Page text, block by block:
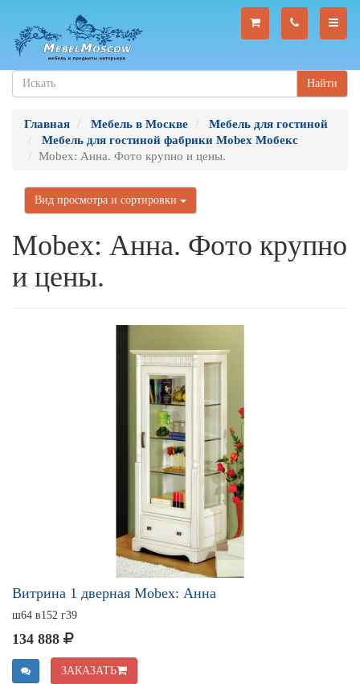
Найти
Главная Мебель в Москве
Мебель для гостиной
Мебель для гостиной фабрики Mobex Мобекс
Mobex: Анна. Фото крупно и цены.
Вид просмотра и сортировки
Mobex: Анна. Фото крупно
и цены.
Витрина 1 дверная Mobex: Анна
ш64 в152 г39
134 888
ЗАКАЗАТЬ